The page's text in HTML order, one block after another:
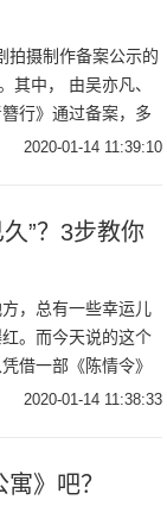
拍摄制作备案公示的
其中， 由吴亦凡、
行》通过备案，多
》《竹马微微甜》等
2020-01-14 11:39:10
”？3步教你
，总有一些幸运儿
。而今天说的这个
借一部《陈情令》
红花旦杨紫合拍都市
2020-01-14 11:38:33
》吧？